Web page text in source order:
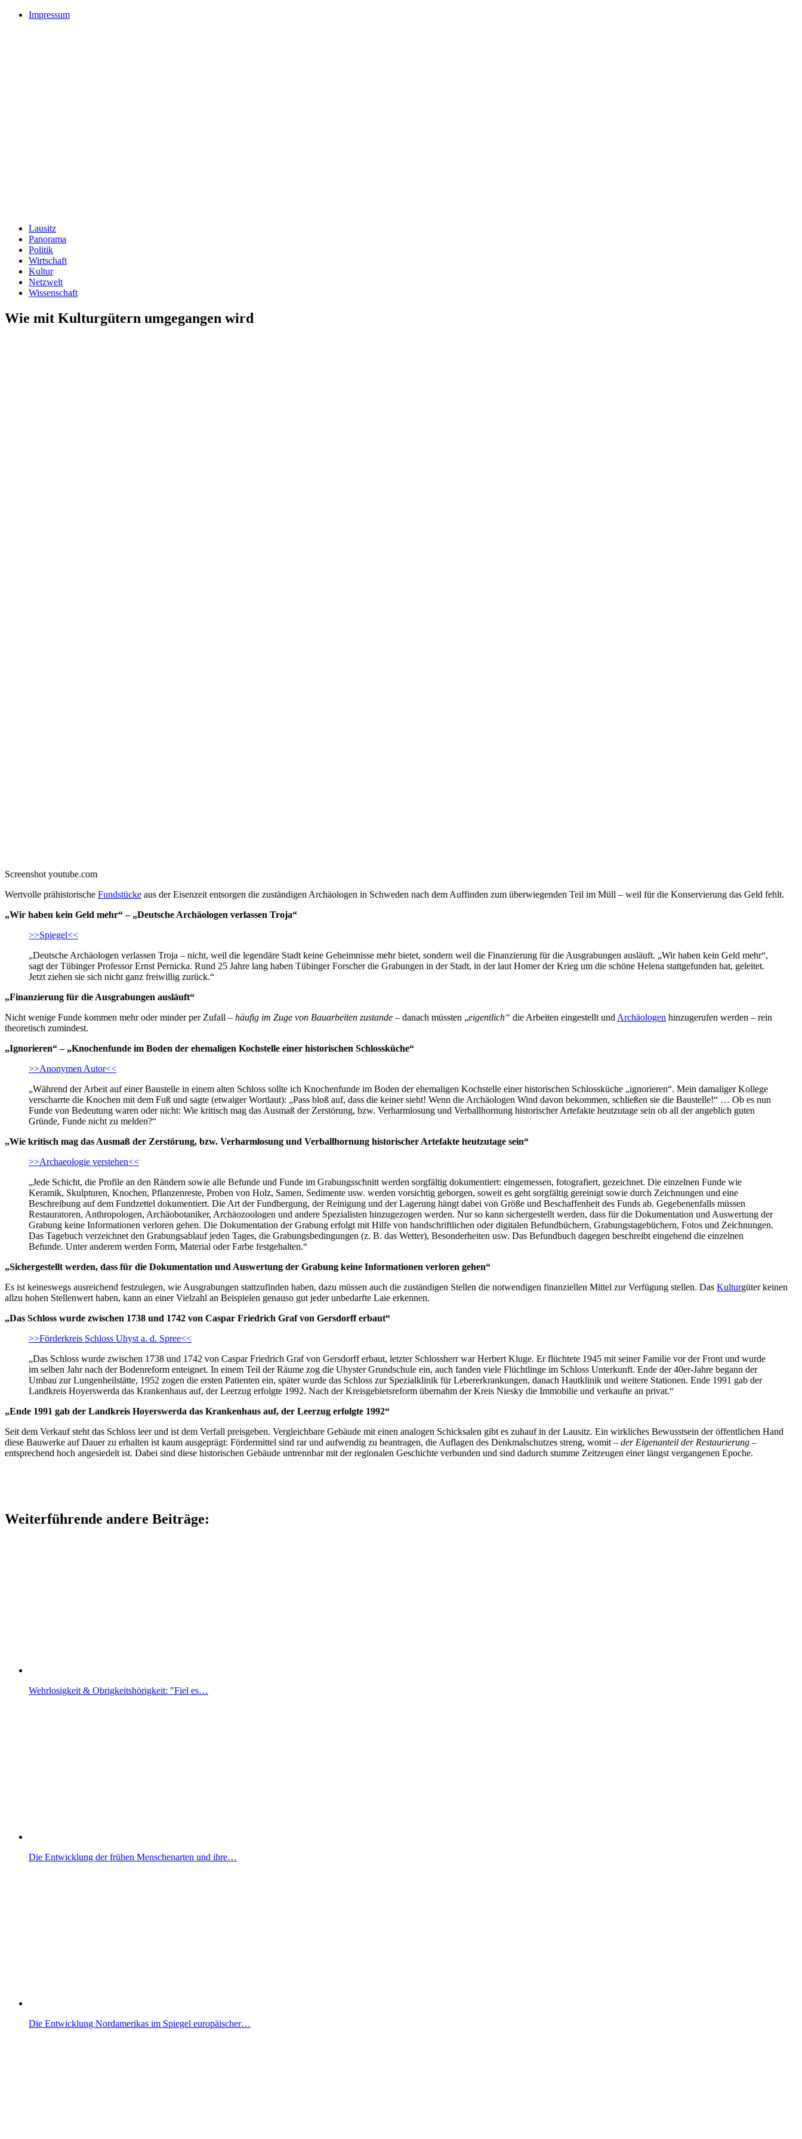
Impressum
Lausitz
Panorama
Politik
Wirtschaft
Kultur
Netzwelt
Wissenschaft
Wie mit Kulturgütern umgegangen wird
Screenshot youtube.com
Wertvolle prähistorische Fundstücke aus der Eisenzeit entsorgen die zuständigen Archäologen in Schweden nach dem Auffinden zum überwiegenden Teil im Müll – weil für die Konservierung das Geld fehlt.
„Wir haben kein Geld mehr“ – „Deutsche Archäologen verlassen Troja“
>>Spiegel<<
„Deutsche Archäologen verlassen Troja – nicht, weil die legendäre Stadt keine Geheimnisse mehr bietet, sondern weil die Finanzierung für die Ausgrabungen ausläuft. „Wir haben kein Geld mehr“,
sagt der Tübinger Professor Ernst Pernicka. Rund 25 Jahre lang haben Tübinger Forscher die Grabungen in der Stadt, in der laut Homer der Krieg um die schöne Helena stattgefunden hat, geleitet.
Jetzt ziehen sie sich nicht ganz freiwillig zurück.“
„Finanzierung für die Ausgrabungen ausläuft“
Nicht wenige Funde kommen mehr oder minder per Zufall – häufig im Zuge von Bauarbeiten zustande – danach müssten „eigentlich“ die Arbeiten eingestellt und Archäologen hinzugerufen werden – rein
theoretisch zumindest.
„Ignorieren“ – „Knochenfunde im Boden der ehemaligen Kochstelle einer historischen Schlossküche“
>>Anonymen Autor<<
„Während der Arbeit auf einer Baustelle in einem alten Schloss sollte ich Knochenfunde im Boden der ehemaligen Kochstelle einer historischen Schlossküche „ignorieren“. Mein damaliger Kollege
verscharrte die Knochen mit dem Fuß und sagte (etwaiger Wortlaut): „Pass bloß auf, dass die keiner sieht! Wenn die Archäologen Wind davon bekommen, schließen sie die Baustelle!“ … Ob es nun
Funde von Bedeutung waren oder nicht: Wie kritisch mag das Ausmaß der Zerstörung, bzw. Verharmlosung und Verballhornung historischer Artefakte heutzutage sein ob all der angeblich guten
Gründe, Funde nicht zu melden?“
„Wie kritisch mag das Ausmaß der Zerstörung, bzw. Verharmlosung und Verballhornung historischer Artefakte heutzutage sein“
>>Archaeologie verstehen<<
„Jede Schicht, die Profile an den Rändern sowie alle Befunde und Funde im Grabungsschnitt werden sorgfältig dokumentiert: eingemessen, fotografiert, gezeichnet. Die einzelnen Funde wie
Keramik, Skulpturen, Knochen, Pflanzenreste, Proben von Holz, Samen, Sedimente usw. werden vorsichtig geborgen, soweit es geht sorgfältig gereinigt sowie durch Zeichnungen und eine
Beschreibung auf dem Fundzettel dokumentiert. Die Art der Fundbergung, der Reinigung und der Lagerung hängt dabei von Größe und Beschaffenheit des Funds ab. Gegebenenfalls müssen
Restauratoren, Anthropologen, Archäobotaniker, Archäozoologen und andere Spezialisten hinzugezogen werden. Nur so kann sichergestellt werden, dass für die Dokumentation und Auswertung der
Grabung keine Informationen verloren gehen. Die Dokumentation der Grabung erfolgt mit Hilfe von handschriftlichen oder digitalen Befundbüchern, Grabungstagebüchern, Fotos und Zeichnungen.
Das Tagebuch verzeichnet den Grabungsablauf jeden Tages, die Grabungsbedingungen (z. B. das Wetter), Besonderheiten usw. Das Befundbuch dagegen beschreibt eingehend die einzelnen
Befunde. Unter anderem werden Form, Material oder Farbe festgehalten.“
„Sichergestellt werden, dass für die Dokumentation und Auswertung der Grabung keine Informationen verloren gehen“
Es ist keineswegs ausreichend festzulegen, wie Ausgrabungen stattzufinden haben, dazu müssen auch die zuständigen Stellen die notwendigen finanziellen Mittel zur Verfügung stellen. Das Kulturgüter keinen
allzu hohen Stellenwert haben, kann an einer Vielzahl an Beispielen genauso gut jeder unbedarfte Laie erkennen.
„Das Schloss wurde zwischen 1738 und 1742 von Caspar Friedrich Graf von Gersdorff erbaut“
>>Förderkreis Schloss Uhyst a. d. Spree<<
„Das Schloss wurde zwischen 1738 und 1742 von Caspar Friedrich Graf von Gersdorff erbaut, letzter Schlossherr war Herbert Kluge. Er flüchtete 1945 mit seiner Familie vor der Front und wurde
im selben Jahr nach der Bodenreform enteignet. In einem Teil der Räume zog die Uhyster Grundschule ein, auch fanden viele Flüchtlinge im Schloss Unterkunft. Ende der 40er-Jahre begann der
Umbau zur Lungenheilstätte, 1952 zogen die ersten Patienten ein, später wurde das Schloss zur Spezialklinik für Lebererkrankungen, danach Hautklinik und weitere Stationen. Ende 1991 gab der
Landkreis Hoyerswerda das Krankenhaus auf, der Leerzug erfolgte 1992. Nach der Kreisgebietsreform übernahm der Kreis Niesky die Immobilie und verkaufte an privat.“
„Ende 1991 gab der Landkreis Hoyerswerda das Krankenhaus auf, der Leerzug erfolgte 1992“
Seit dem Verkauf steht das Schloss leer und ist dem Verfall preisgeben. Vergleichbare Gebäude mit einen analogen Schicksalen gibt es zuhauf in der Lausitz. Ein wirkliches Bewusstsein der öffentlichen Hand
diese Bauwerke auf Dauer zu erhalten ist kaum ausgeprägt: Fördermittel sind rar und aufwendig zu beantragen, die Auflagen des Denkmalschutzes streng, womit – der Eigenanteil der Restaurierung –
entsprechend hoch angesiedelt ist. Dabei sind diese historischen Gebäude untrennbar mit der regionalen Geschichte verbunden und sind dadurch stumme Zeitzeugen einer längst vergangenen Epoche.
Weiterführende andere Beiträge:
Wehrlosigkeit & Obrigkeitshörigkeit: "Fiel es…
Die Entwicklung der frühen Menschenarten und ihre…
Die Entwicklung Nordamerikas im Spiegel europäischer…